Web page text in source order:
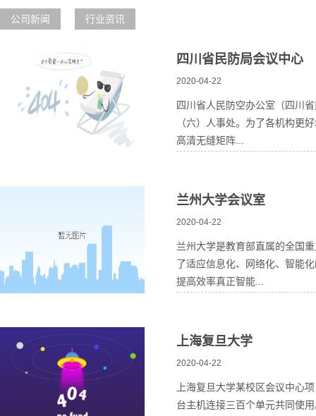
公司新闻 行业资讯
四川省民防局会议中心
2020-04-22
四川省人民防空办公室（四川
（六）人事处。为了各机构更
高清无缝矩阵...
兰州大学会议室
2020-04-22
兰州大学是教育部直属的全国
了适应信息化、网络化、智能
提高效率真正智能...
上海复旦大学
2020-04-22
上海复旦大学某校区会议中心
台主机连接三百个单元共同使